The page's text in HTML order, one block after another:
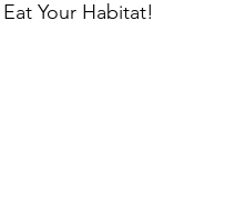
Your Habitat!